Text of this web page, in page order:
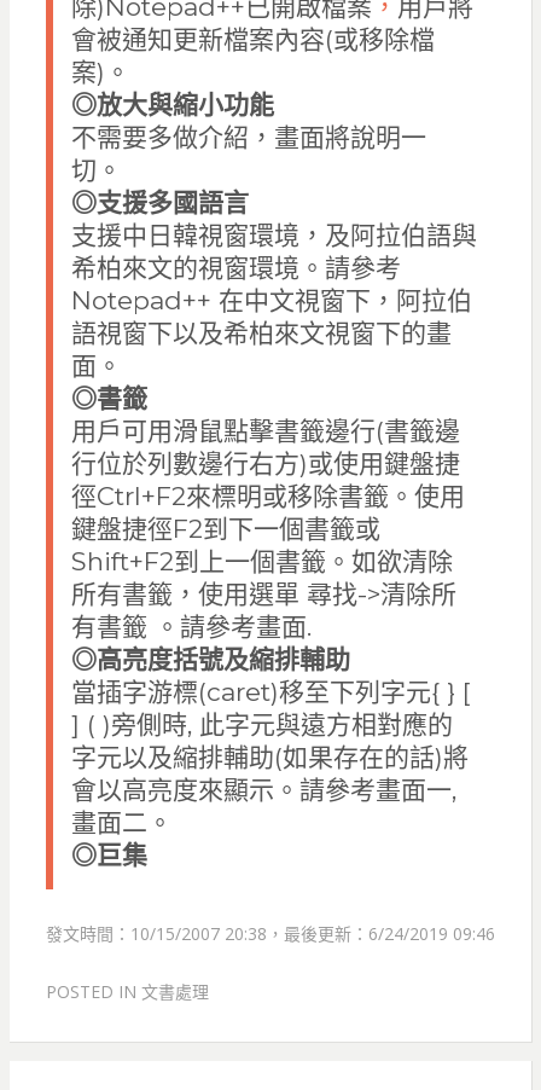
除)Notepad++已開啟檔案 ， 用戶將
會被通知更新檔案內容(或移除檔
案)。
◎放大與縮小功能
不需要多做介紹，畫面將說明一
切。
◎支援多國語言
支援中日韓視窗環境，及阿拉伯語與
希柏來文的視窗環境。請參考
Notepad++ 在中文視窗下，阿拉伯
語視窗下以及希柏來文視窗下的畫
面。
◎書籤
用戶可用滑鼠點擊書籤邊行(書籤邊
行位於列數邊行右方)或使用鍵盤捷
徑Ctrl+F2來標明或移除書籤。使用
鍵盤捷徑F2到下一個書籤或
Shift+F2到上一個書籤。如欲清除
所有書籤，使用選單 尋找->清除所
有書籤 。請參考畫面.
◎高亮度括號及縮排輔助
當插字游標(caret)移至下列字元{ } [
] ( )旁側時, 此字元與遠方相對應的
字元以及縮排輔助(如果存在的話)將
會以高亮度來顯示。請參考畫面一,
畫面二。
◎巨集
發文時間：10/15/2007 20:38，最後更新：6/24/2019 09:46
POSTED IN 文書處理